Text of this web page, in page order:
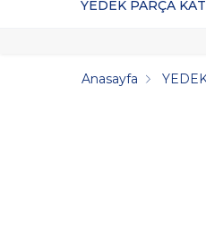
YEDEK PARÇA
Anasayfa